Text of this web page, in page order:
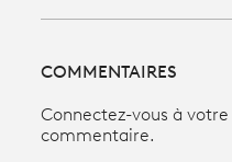
COMMENTAIRES
Connectez-vous à
commentaire.